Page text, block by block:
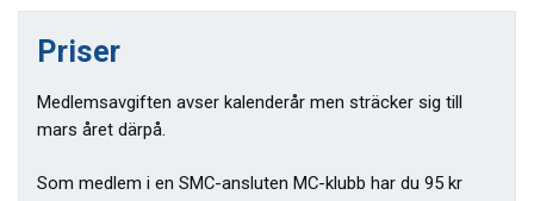
Priser
Medlemsavgiften avser kalenderår men sträcker sig till
mars året därpå.
Som medlem i en SMC-ansluten MC-klubb har du 95 kr